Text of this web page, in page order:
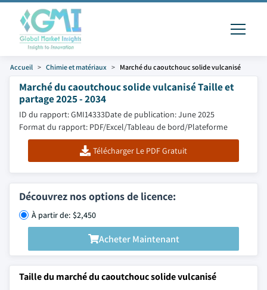
Accueil Chimie et matériaux Marché du caoutchouc solide vulcanisé
Marché du caoutchouc solide vulcanisé Taille et
partage 2025 - 2034
ID du rapport: GMI14333Date de publication: June 2025
Format du rapport: PDF/Excel/Tableau de bord/Plateforme
Télécharger Le PDF Gratuit
Découvrez nos options de licence:
À partir de: $2,450
Acheter Maintenant
Taille du marché du caoutchouc solide vulcanisé